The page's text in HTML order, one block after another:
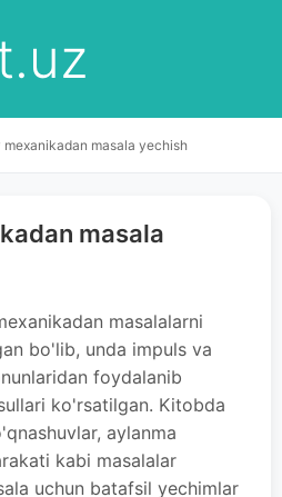
mexanikadan masala yechish
masala
masalalarni
bo'lib, unda impuls va
foydalanib
ko'rsatilgan. Kitobda
aylanma
kabi masalalar
uchun batafsil yechimlar